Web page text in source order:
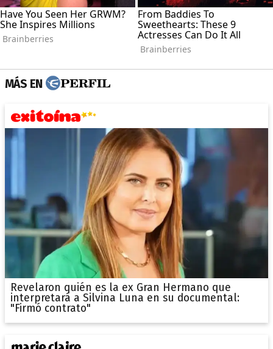
MÁS EN
Revelaron quién es la ex Gran Hermano que
interpretará a Silvina Luna en su documental:
"Firmó contrato"